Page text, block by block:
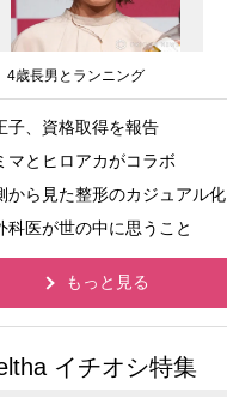
4歳長男とランニング
子、資格取得を報告
マとヒロアカがコラボ
から見た整形のカジュアル化
科医が世の中に思うこと
もっと見る